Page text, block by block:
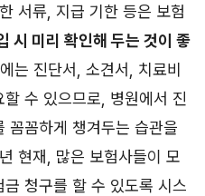
서류, 지급 기한 등은 보험
시 미리 확인해 두는 것이 좋
는 진단서, 소견서, 치료비
수 있으므로, 병원에서 진
꼼꼼하게 챙겨두는 습관을
현재, 많은 보험사들이 모
청구를 할 수 있도록 시스